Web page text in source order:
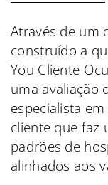
Através de um
construído a
You Cliente
uma avaliação
especialista
cliente que faz
padrões de
alinhados aos